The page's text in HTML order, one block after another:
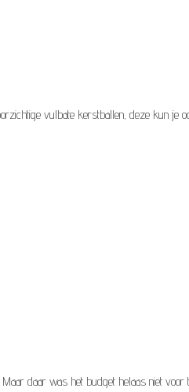
vulbate kerstballen, deze kun je
daar was het budget helaas niet voor